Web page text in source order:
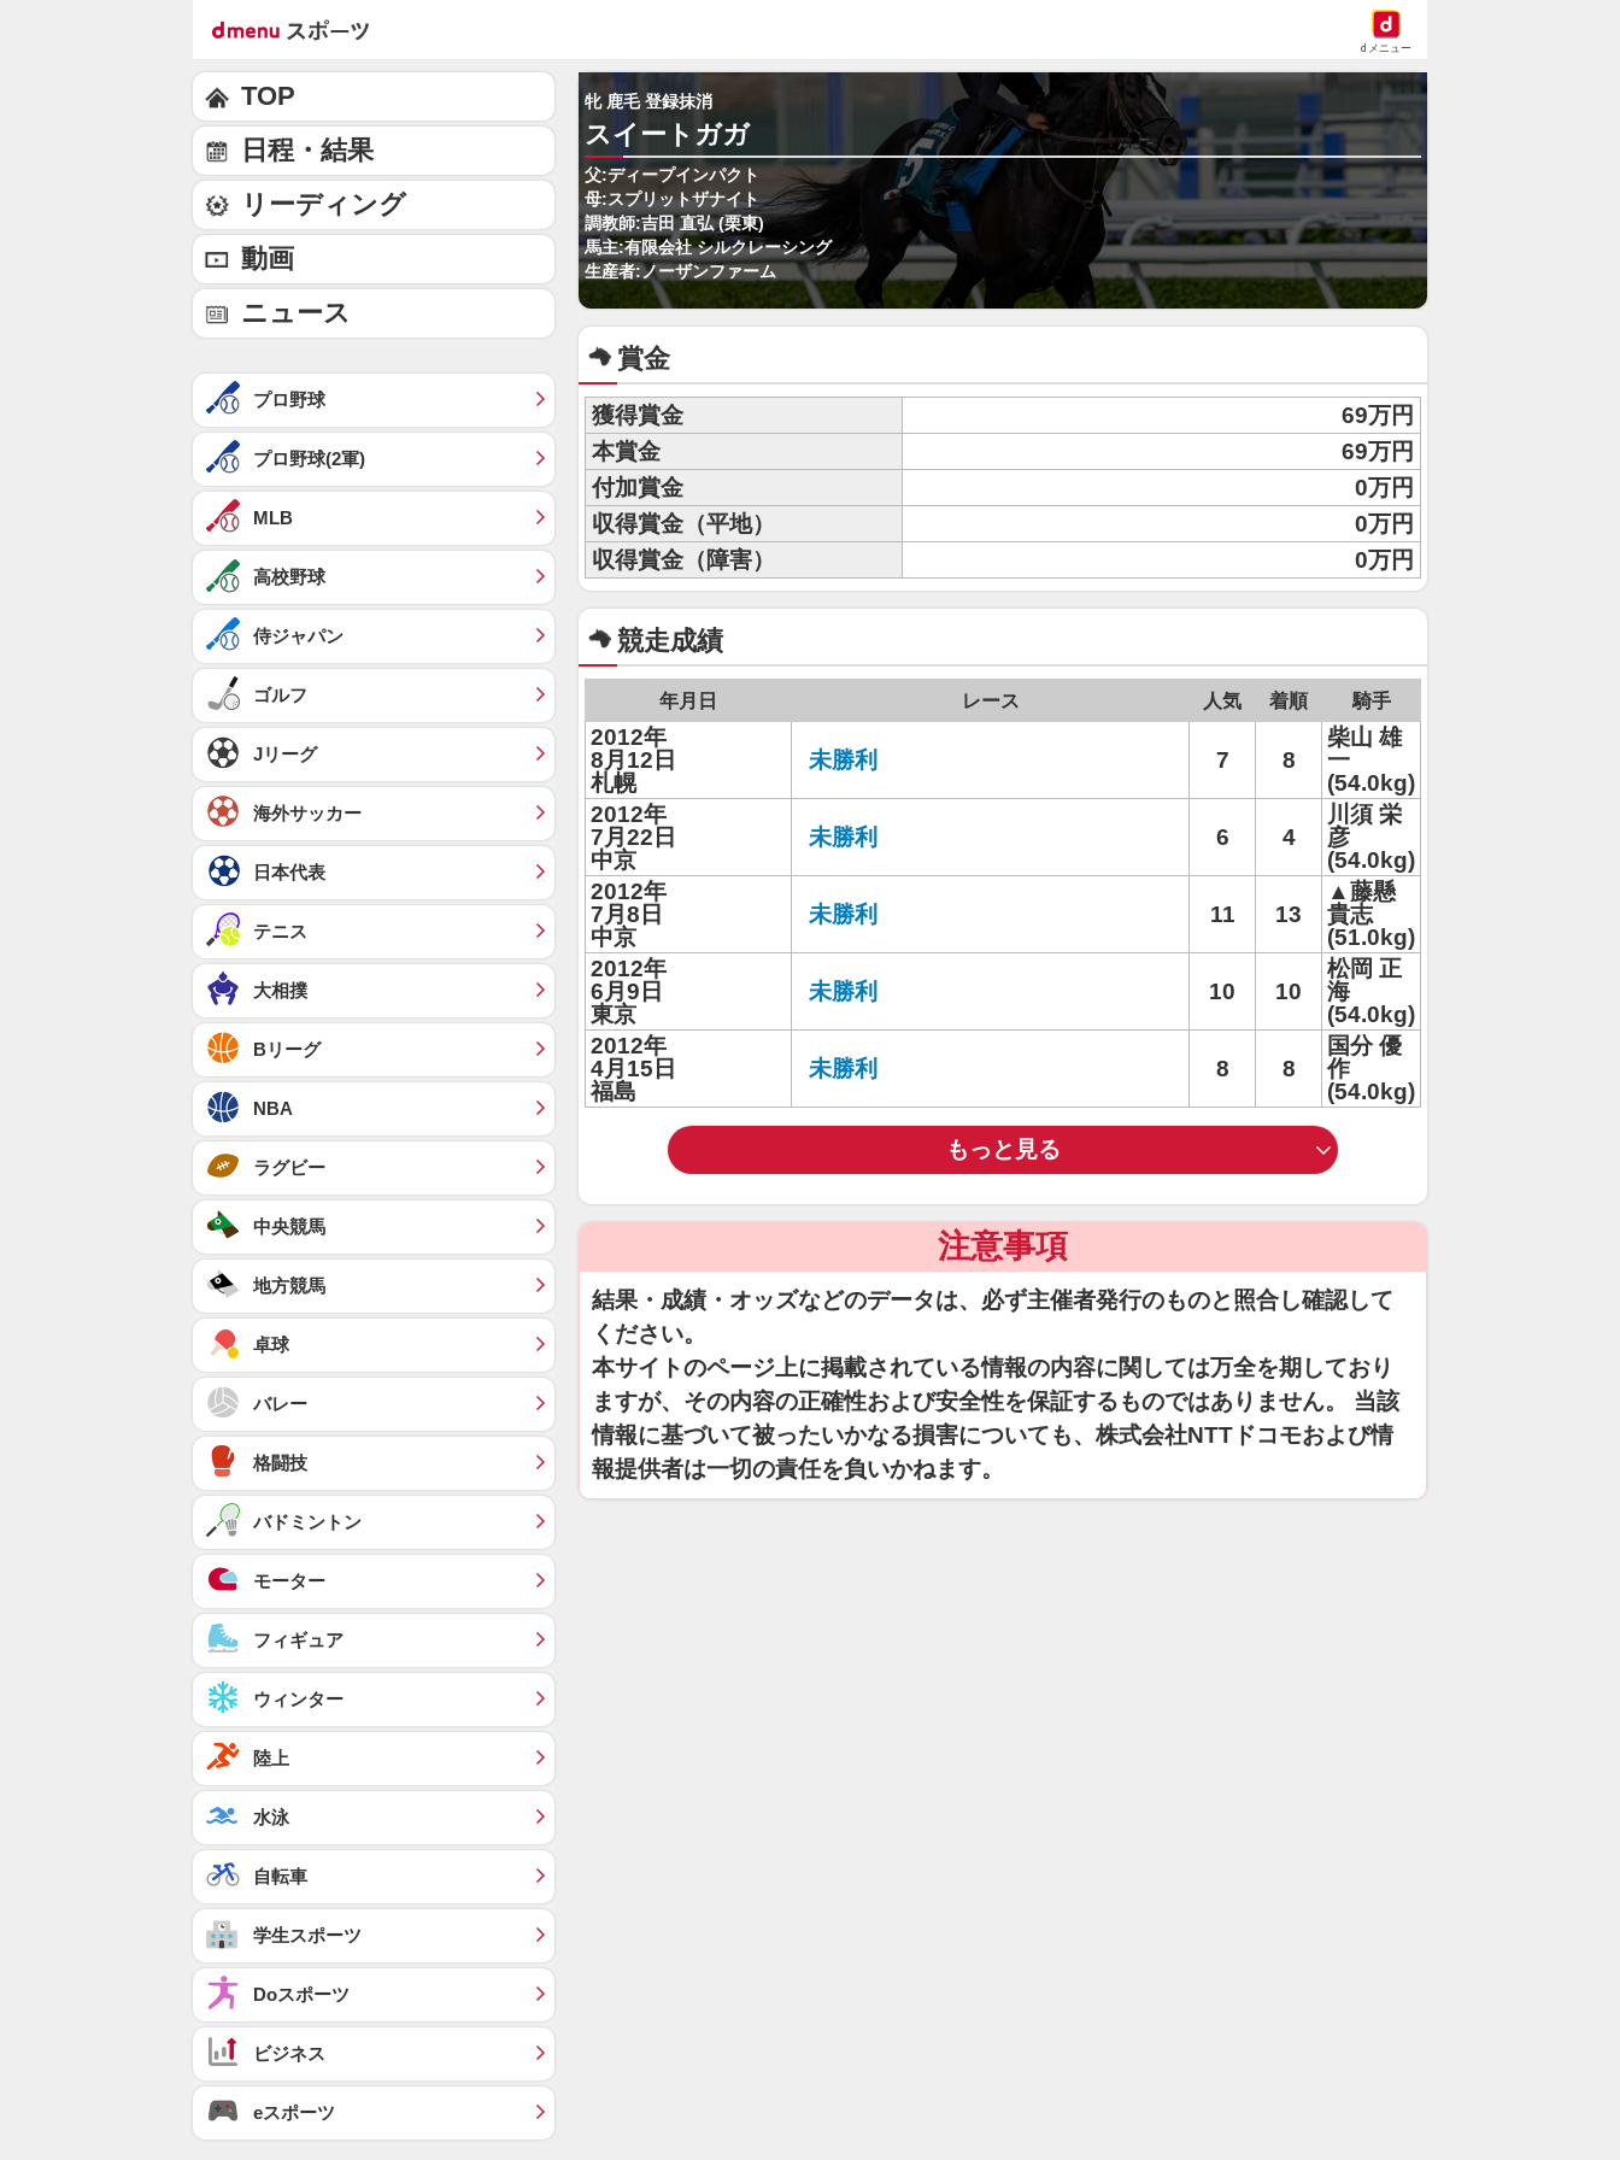
dメニュー
牝 鹿毛 登録抹消
スイートガガ
父:ディープインパクト
母:スプリットザナイト
調教師:吉田 直弘 (栗東)
馬主:有限会社 シルクレーシング
生産者:ノーザンファーム
賞金
獲得賞金
69万円
本賞金
69万円
付加賞金
0万円
収得賞金（平地）
0万円
収得賞金（障害）
0万円
競走成績
年月日 レース 人気 着順 騎手
2012年
8月12日
札幌
未勝利 7 8
柴山 雄
一
(54.0kg)
2012年
7月22日
中京
未勝利 6 4
川須 栄
彦
(54.0kg)
2012年
7月8日
中京
未勝利 11 13
▲藤懸
貴志
(51.0kg)
2012年
6月9日
東京
未勝利 10 10
松岡 正
海
(54.0kg)
2012年
4月15日
福島
未勝利 8 8
国分 優
作
(54.0kg)
もっと見る
注意事項
結果・成績・オッズなどのデータは、必ず主催者発行のものと照合し確認して
ください。
本サイトのページ上に掲載されている情報の内容に関しては万全を期しており
ますが、その内容の正確性および安全性を保証するものではありません。 当該
情報に基づいて被ったいかなる損害についても、株式会社NTTドコモおよび情
報提供者は一切の責任を負いかねます。
TOP
日程・結果
リーディング
動画
ニュース
プロ野球
プロ野球(2軍)
MLB
高校野球
侍ジャパン
ゴルフ
Jリーグ
海外サッカー
日本代表
テニス
大相撲
Bリーグ
NBA
ラグビー
中央競馬
地方競馬
卓球
バレー
格闘技
バドミントン
モーター
フィギュア
ウィンター
陸上
水泳
自転車
学生スポーツ
Doスポーツ
ビジネス
eスポーツ